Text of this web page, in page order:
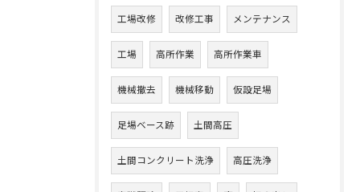
工場改修 改修工事 メンテナンス
工場 高所作業 高所作業車
機械撤去 機械移動 仮設足場
足場ベース跡 土間高圧
土間コンクリート洗浄 高圧洗浄